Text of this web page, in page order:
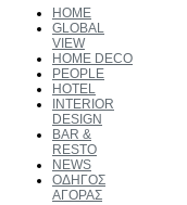
HOME
GLOBAL
VIEW
HOME DECO
PEOPLE
HOTEL
INTERIOR
DESIGN
BAR &
RESTO
NEWS
ΟΔΗΓΟΣ
ΑΓΟΡΑΣ